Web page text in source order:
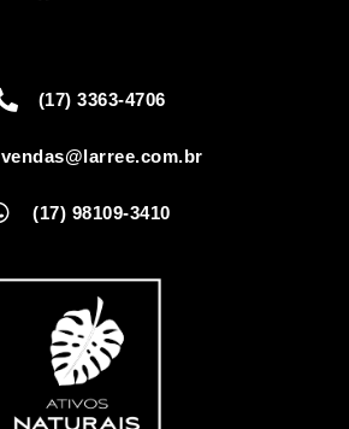
(17) 3363-4706
vendas@larree.com.br
(17) 98109-3410